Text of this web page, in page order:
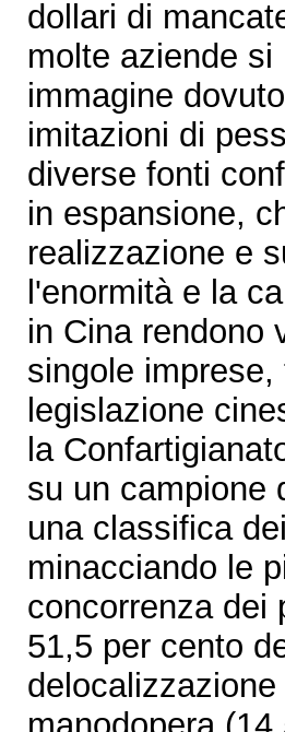
dollari di
molte aziende
immagine
imitazioni di
diverse fonti
in espansione,
realizzazione e
l'enormità e la
in Cina rendono
singole
legislazione
la
su un campione
una classifica
minacciando le
concorrenza dei
51,5 per cento